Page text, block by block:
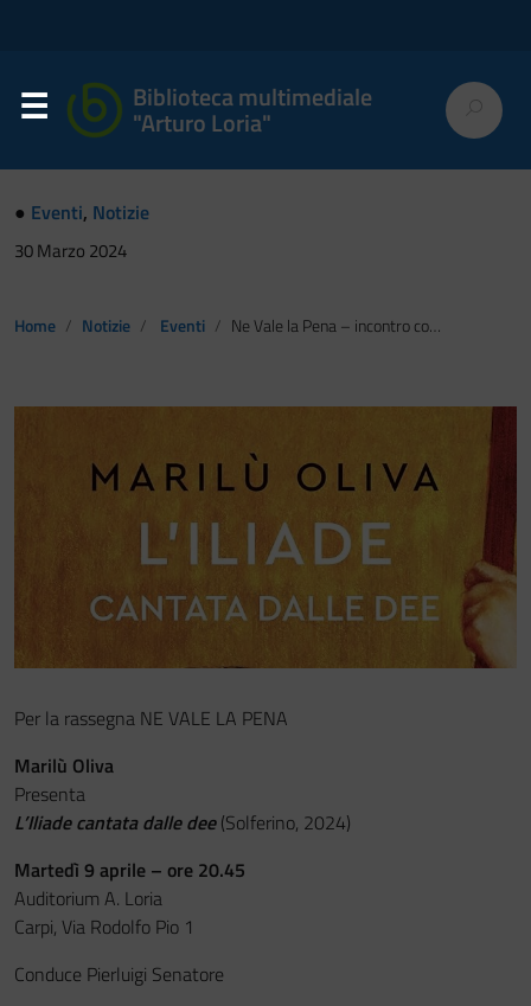
Biblioteca multimediale
"Arturo Loria"
Festa del Racconto
● Eventi, Notizie
30 Marzo 2024
Home Notizie Eventi Ne Vale la Pena – incontro con Marilù Oliva
Per la rassegna NE VALE LA PENA
Marilù Oliva
Presenta
L’Iliade cantata dalle dee(Solferino, 2024)
Martedì 9 aprile – ore 20.45
Auditorium A. Loria
Carpi, Via Rodolfo Pio 1
Conduce Pierluigi Senatore